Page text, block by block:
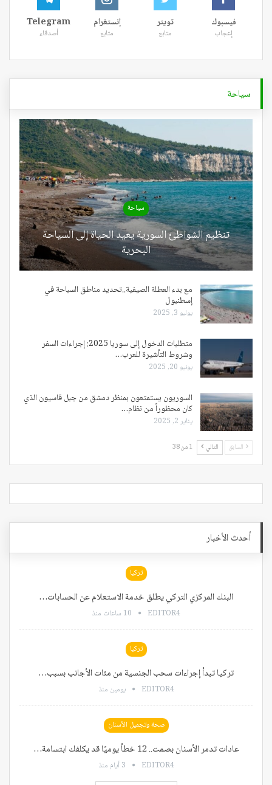
فيسبوك
إعجاب
تويتر
متابع
إنستغرام
متابع
Telegram
أصدقاء
سياحة
سياحة
تنظيم الشواطئ السورية يعيد الحياة إلى السياحة
البحرية
مع بدء العطلة الصيفية..تحديد مناطق السباحة في
إسطنبول
يوليو 3, 2025
متطلبات الدخول إلى سوريا 2025: إجراءات السفر
وشروط التأشيرة للعرب…
يونيو 20, 2025
السوريون يستمتعون بمنظر دمشق من جبل قاسيون الذي
كان محظوراً من نظام…
يناير 2, 2025
السابق التالي 1 من 38
أحدث الأخبار
تركيا
البنك المركزي التركي يطلق خدمة الاستعلام عن الحسابات…
EDITOR4 10 ساعات منذ
تركيا
تركيا تبدأ إجراءات سحب الجنسية من مئات الأجانب بسبب…
EDITOR4 يومين منذ
صحة وتجميل الأسنان
عادات تدمر الأسنان بصمت.. 12 خطأ يوميًا قد يكلفك ابتسامة…
EDITOR4 3 أيام منذ